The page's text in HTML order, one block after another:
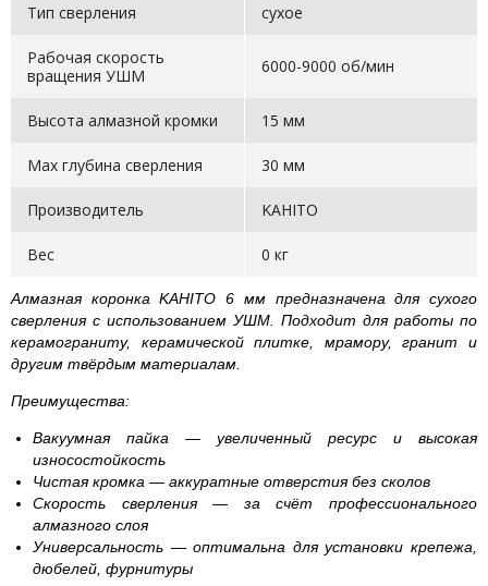
Тип сверления сухое
Рабочая скорость
вращения УШМ
6000-9000 об/мин
Высота алмазной кромки 15 мм
Max глубина сверления 30 мм
Производитель KAHITO
Вес 0 кг
Алмазная коронка KAHITO 6 мм предназначена для сухого
сверления с использованием УШМ. Подходит для работы по
керамограниту, керамической плитке, мрамору, гранит и
другим твёрдым материалам.
Преимущества:
Вакуумная пайка — увеличенный ресурс и высокая
износостойкость
Чистая кромка — аккуратные отверстия без сколов
Скорость сверления — за счёт профессионального
алмазного слоя
Универсальность — оптимальна для установки крепежа,
дюбелей, фурнитуры